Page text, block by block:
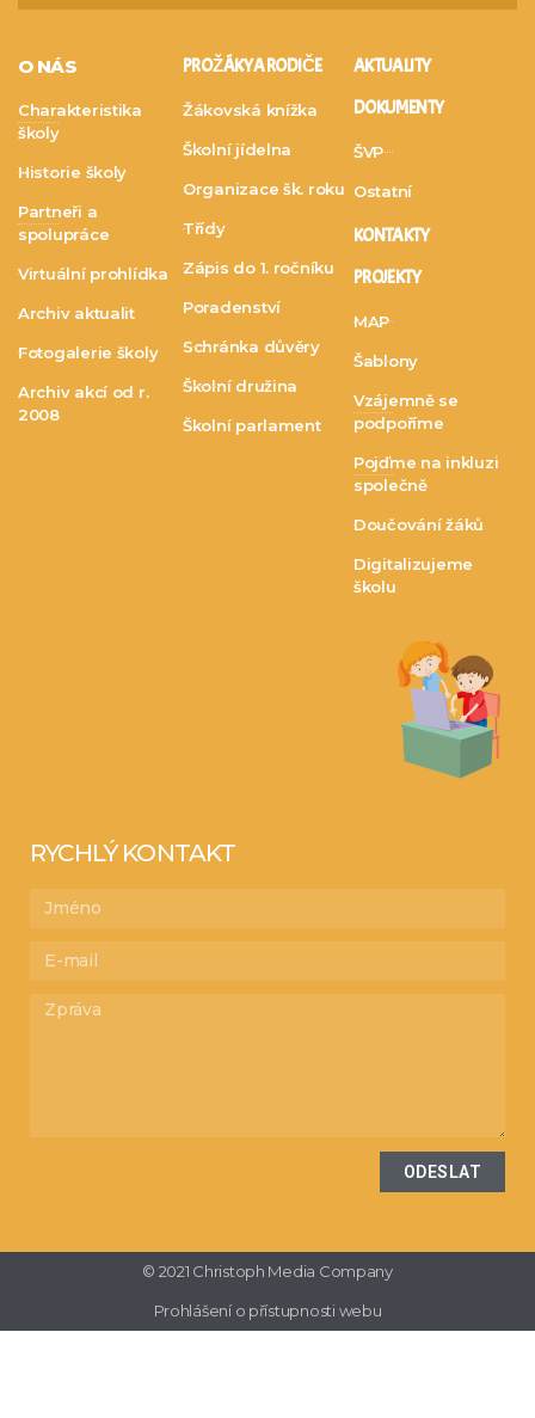
O NÁS
Charakteristika
školy
Historie školy
Partneři a
spolupráce
Virtuální prohlídka
Archiv aktualit
Fotogalerie školy
Archiv akcí od r.
2008
PRO ŽÁKY A RODIČE
Žákovská knížka
Školní jídelna
Organizace šk. roku
Třídy
Zápis do 1. ročníku
Poradenství
Schránka důvěry
Školní družina
Školní parlament
AKTUALITY
DOKUMENTY
ŠVP
Ostatní
KONTAKTY
PROJEKTY
MAP
Šablony
Vzájemně se
podpoříme
Pojďme na inkluzi
společně
Doučování žáků
Digitalizujeme
školu
RYCHLÝ KONTAKT
ODESLAT
© 2021 Christoph Media Company
Prohlášení o přístupnosti webu